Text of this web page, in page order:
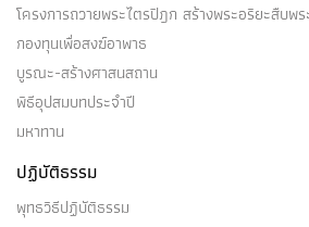
โครงการถวายพระไตรปิฎก สร้างพระอริยะสืบพ
กองทุนเพื่อสงฆ์อาพาธ
บูรณะ-สร้างศาสนสถาน
พิธีอุปสมบทประจำปี
มหาทาน
ปฏิบัติธรรม
พุทธวิธีปฏิบัติธรรม